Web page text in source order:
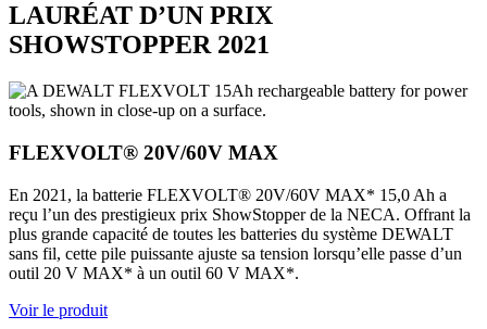
LAURÉAT D’UN PRIX
SHOWSTOPPER 2021
FLEXVOLT® 20V/60V MAX
En 2021, la batterie FLEXVOLT® 20V/60V MAX* 15,0 Ah a
reçu l’un des prestigieux prix ShowStopper de la NECA. Offrant la
plus grande capacité de toutes les batteries du système DEWALT
sans fil, cette pile puissante ajuste sa tension lorsqu’elle passe d’un
outil 20 V MAX* à un outil 60 V MAX*.
Voir le produit